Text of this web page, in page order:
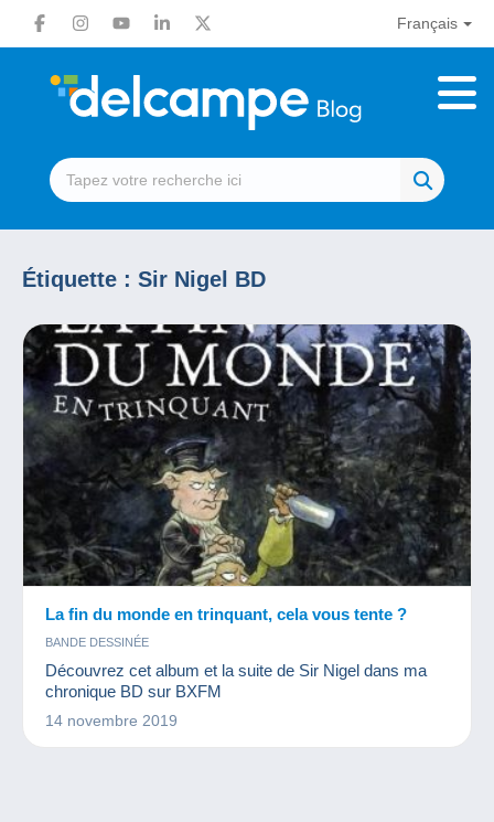
Français
Étiquette : Sir Nigel BD
La fin du monde en trinquant, cela vous tente ?
BANDE DESSINÉE
Découvrez cet album et la suite de Sir Nigel dans ma
chronique BD sur BXFM
14 novembre 2019